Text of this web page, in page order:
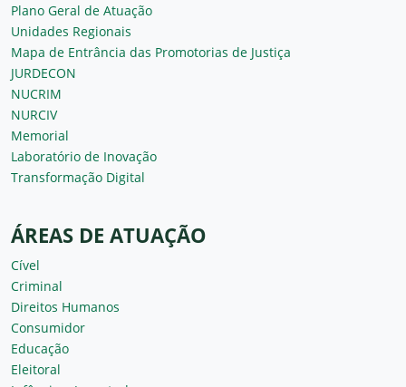
Plano Geral de Atuação
Unidades Regionais
Mapa de Entrância das Promotorias de Justiça
JURDECON
NUCRIM
NURCIV
Memorial
Laboratório de Inovação
Transformação Digital
ÁREAS DE ATUAÇÃO
Cível
Criminal
Direitos Humanos
Consumidor
Educação
Eleitoral